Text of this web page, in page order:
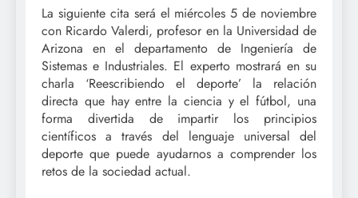
La siguiente cita será el miércoles 5 de noviembre
con Ricardo Valerdi, profesor en la Universidad de
Arizona en el departamento de Ingeniería de
Sistemas e Industriales. El experto mostrará en su
charla ‘Reescribiendo el deporte’ la relación
directa que hay entre la ciencia y el fútbol, una
forma divertida de impartir los principios
científicos a través del lenguaje universal del
deporte que puede ayudarnos a comprender los
retos de la sociedad actual.